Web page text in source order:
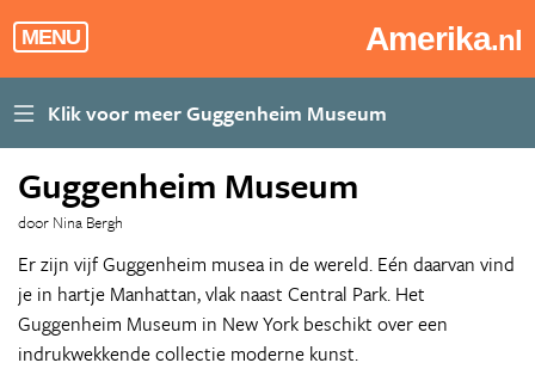
MENU Amerika.nl
Guggenheim Museum
door Nina Bergh
Er zijn vijf Guggenheim musea in de wereld. Eén daarvan vind
je in hartje Manhattan, vlak naast Central Park. Het
Guggenheim Museum in New York beschikt over een
indrukwekkende collectie moderne kunst.